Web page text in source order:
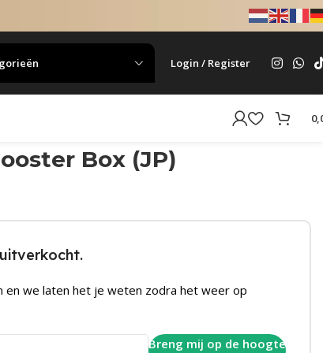
Login / Register
Box (JP)
en we laten het je weten zodra het weer op
Breng mij op de hoogte